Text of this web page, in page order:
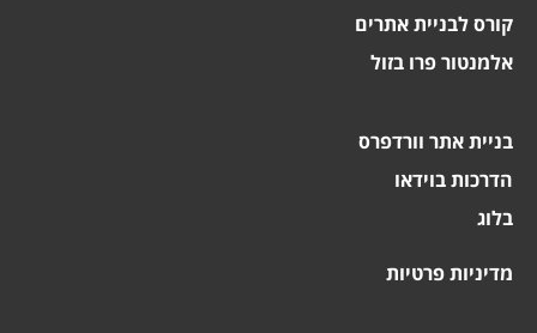
קורס לבניית אתרים
אלמנטור פרו בזול
בניית אתר וורדפרס
הדרכות בוידאו
בלוג
מדיניות פרטיות